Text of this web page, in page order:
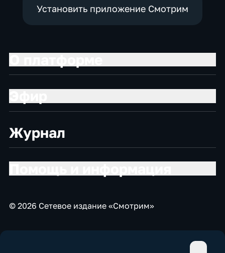
Установить приложение Смотрим
Журнал
© 2026 Сетевое издание «Смотрим»